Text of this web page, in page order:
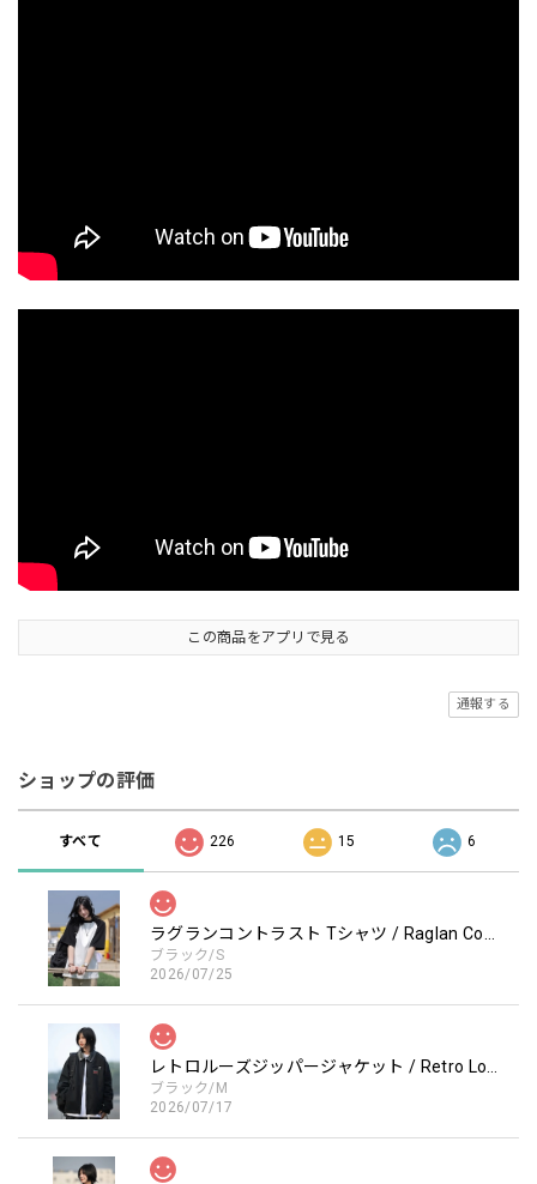
この商品をアプリで見る
通報する
ショップの評価
すべて 226 15 6
ブラック/S
2026/07/25
ブラック/M
2026/07/17